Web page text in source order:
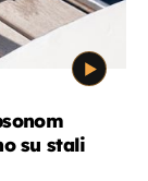
su stali